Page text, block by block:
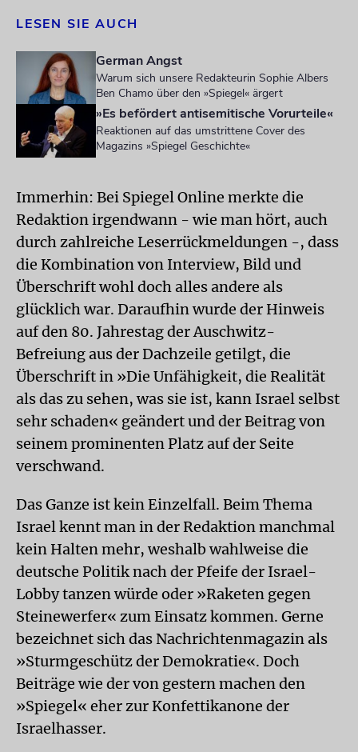
LESEN SIE AUCH
German Angst
Warum sich unsere Redakteurin Sophie Albers
Ben Chamo über den »Spiegel« ärgert
»Es befördert antisemitische Vorurteile«
Reaktionen auf das umstrittene Cover des
Magazins »Spiegel Geschichte«
Immerhin: Bei Spiegel Online merkte die
Redaktion irgendwann - wie man hört, auch
durch zahlreiche Leserrückmeldungen -, dass
die Kombination von Interview, Bild und
Überschrift wohl doch alles andere als
glücklich war. Daraufhin wurde der Hinweis
auf den 80. Jahrestag der Auschwitz-
Befreiung aus der Dachzeile getilgt, die
Überschrift in »Die Unfähigkeit, die Realität
als das zu sehen, was sie ist, kann Israel selbst
sehr schaden« geändert und der Beitrag von
seinem prominenten Platz auf der Seite
verschwand.
Das Ganze ist kein Einzelfall. Beim Thema
Israel kennt man in der Redaktion manchmal
kein Halten mehr, weshalb wahlweise die
deutsche Politik nach der Pfeife der Israel-
Lobby tanzen würde oder »Raketen gegen
Steinewerfer« zum Einsatz kommen. Gerne
bezeichnet sich das Nachrichtenmagazin als
»Sturmgeschütz der Demokratie«. Doch
Beiträge wie der von gestern machen den
»Spiegel« eher zur Konfettikanone der
Israelhasser.